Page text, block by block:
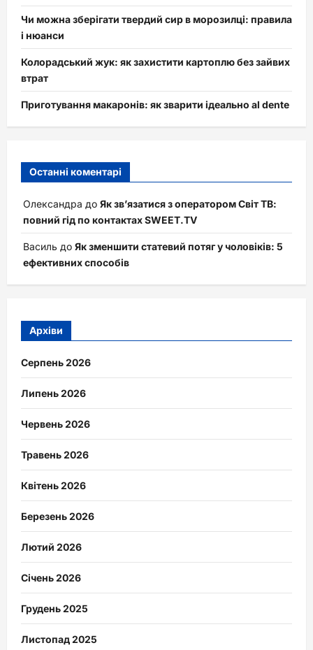
Чи можна зберігати твердий сир в морозилці: правила
і нюанси
Колорадський жук: як захистити картоплю без зайвих
втрат
Приготування макаронів: як зварити ідеально al dente
Останні коментарі
Олександра до Як зв’язатися з оператором Світ ТВ:
повний гід по контактах SWEET.TV
Василь до Як зменшити статевий потяг у чоловіків: 5
ефективних способів
Архіви
Серпень 2026
Липень 2026
Червень 2026
Травень 2026
Квітень 2026
Березень 2026
Лютий 2026
Січень 2026
Грудень 2025
Листопад 2025